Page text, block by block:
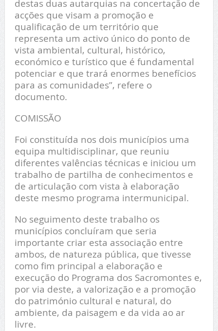
destas duas autarquias na concertação de
acções que visam a promoção e
qualificação de um território que
representa um activo único do ponto de
vista ambiental, cultural, histórico,
económico e turístico que é fundamental
potenciar e que trará enormes benefícios
para as comunidades”, refere o
documento.
COMISSÃO
Foi constituída nos dois municípios uma
equipa multidisciplinar, que reuniu
diferentes valências técnicas e iniciou um
trabalho de partilha de conhecimentos e
de articulação com vista à elaboração
deste mesmo programa intermunicipal.
No seguimento deste trabalho os
municípios concluíram que seria
importante criar esta associação entre
ambos, de natureza pública, que tivesse
como fim principal a elaboração e
execução do Programa dos Sacromontes e,
por via deste, a valorização e a promoção
do património cultural e natural, do
ambiente, da paisagem e da vida ao ar
livre.